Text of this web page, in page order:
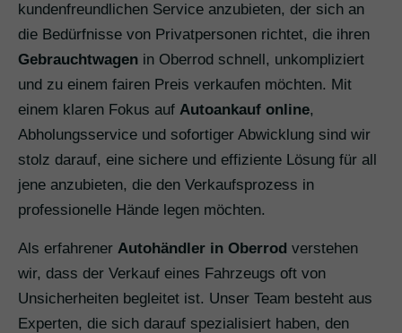
kundenfreundlichen Service anzubieten, der sich an
die Bedürfnisse von Privatpersonen richtet, die ihren
Gebrauchtwagen in Oberrod schnell, unkompliziert
und zu einem fairen Preis verkaufen möchten. Mit
einem klaren Fokus auf Autoankauf online,
Abholungsservice und sofortiger Abwicklung sind wir
stolz darauf, eine sichere und effiziente Lösung für all
jene anzubieten, die den Verkaufsprozess in
professionelle Hände legen möchten.
Als erfahrener Autohändler in Oberrod verstehen
wir, dass der Verkauf eines Fahrzeugs oft von
Unsicherheiten begleitet ist. Unser Team besteht aus
Experten, die sich darauf spezialisiert haben, den